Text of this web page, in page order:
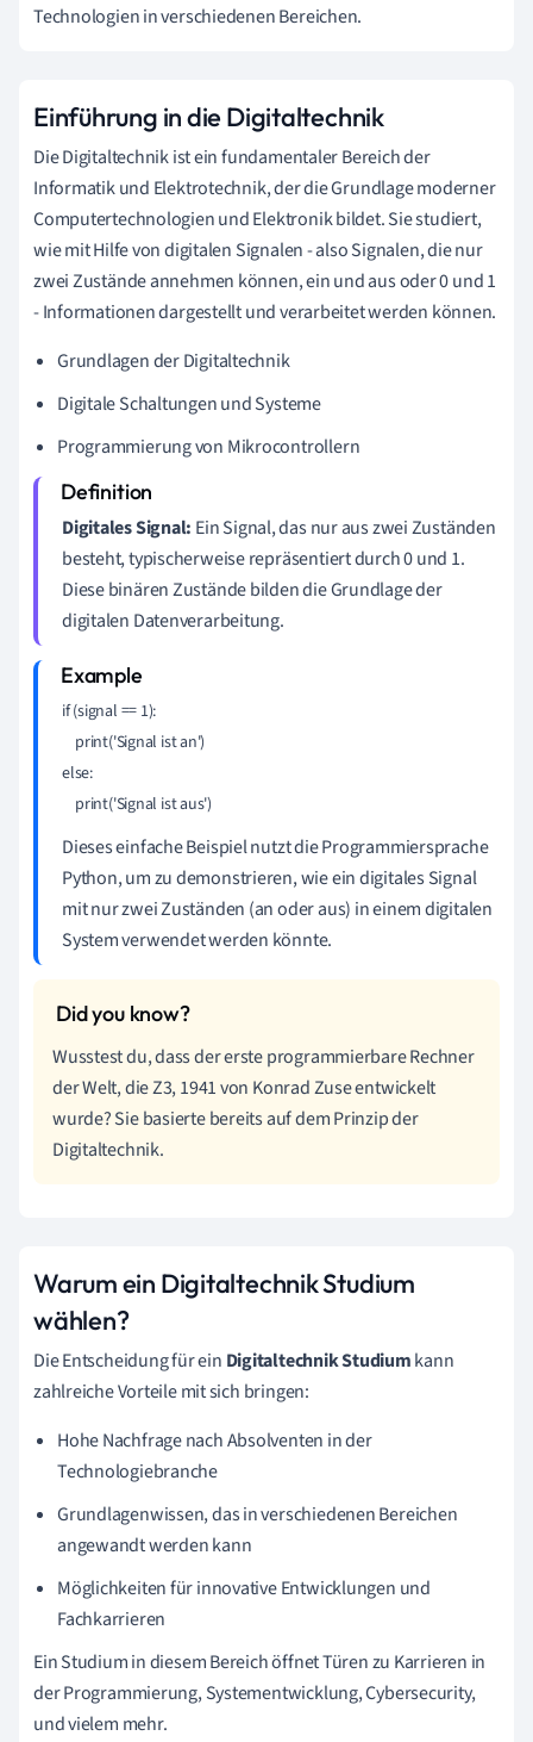
Technologien in verschiedenen Bereichen.
Einführung in die Digitaltechnik
Die Digitaltechnik ist ein fundamentaler Bereich der
Informatik und Elektrotechnik, der die Grundlage moderner
Computertechnologien und Elektronik bildet. Sie studiert,
wie mit Hilfe von digitalen Signalen - also Signalen, die nur
zwei Zustände annehmen können, ein und aus oder 0 und 1
- Informationen dargestellt und verarbeitet werden können.
Grundlagen der Digitaltechnik
Digitale Schaltungen und Systeme
Programmierung von Mikrocontrollern
Digitales Signal: Ein Signal, das nur aus zwei Zuständen
besteht, typischerweise repräsentiert durch 0 und 1.
Diese binären Zustände bilden die Grundlage der
digitalen Datenverarbeitung.
if (signal == 1):
    print('Signal ist an')
else:
Dieses einfache Beispiel nutzt die Programmiersprache
Python, um zu demonstrieren, wie ein digitales Signal
mit nur zwei Zuständen (an oder aus) in einem digitalen
System verwendet werden könnte.
Wusstest du, dass der erste programmierbare Rechner
der Welt, die Z3, 1941 von Konrad Zuse entwickelt
wurde? Sie basierte bereits auf dem Prinzip der
Digitaltechnik.
Warum ein Digitaltechnik Studium
wählen?
Die Entscheidung für ein Digitaltechnik Studiumkann
zahlreiche Vorteile mit sich bringen:
Hohe Nachfrage nach Absolventen in der
Technologiebranche
Grundlagenwissen, das in verschiedenen Bereichen
angewandt werden kann
Möglichkeiten für innovative Entwicklungen und
Fachkarrieren
Ein Studium in diesem Bereich öffnet Türen zu Karrieren in
der Programmierung, Systementwicklung, Cybersecurity,
und vielem mehr.